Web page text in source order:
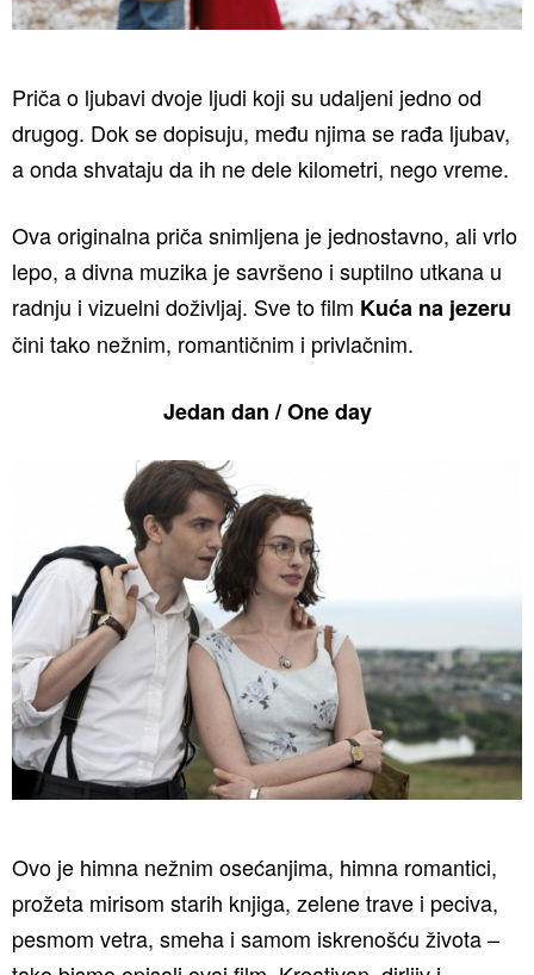
Priča o ljubavi dvoje ljudi koji su udaljeni jedno od
drugog. Dok se dopisuju, među njima se rađa ljubav,
a onda shvataju da ih ne dele kilometri, nego vreme.
Ova originalna priča snimljena je jednostavno, ali vrlo
lepo, a divna muzika je savršeno i suptilno utkana u
radnju i vizuelni doživljaj. Sve to film Kuća na jezeru
čini tako nežnim, romantičnim i privlačnim.
Jedan dan / One day
Ovo je himna nežnim osećanjima, himna romantici,
prožeta mirisom starih knjiga, zelene trave i peciva,
pesmom vetra, smeha i samom iskrenošću života –